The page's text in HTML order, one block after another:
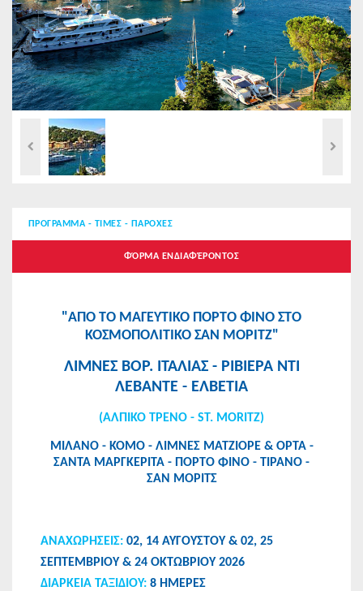
ΠΡΟΓΡΑΜΜΑ - ΤΙΜΕΣ - ΠΑΡΟΧΕΣ
ΦΌΡΜΑ ΕΝΔΙΑΦΈΡΟΝΤΟΣ
"ΑΠΟ ΤΟ ΜΑΓΕΥΤΙΚΟ ΠΟΡΤΟ ΦΙΝΟ ΣΤΟ
ΚΟΣΜΟΠΟΛΙΤΙΚΟ ΣΑΝ ΜΟΡΙΤΖ"
ΛΙΜNΕΣ ΒΟΡ. ΙΤΑΛΙΑΣ - ΡΙΒΙΕΡΑ ΝΤΙ
ΛΕΒΑΝΤΕ - ΕΛΒΕΤΙΑ
(ΑΛΠΙΚΟ ΤΡΕΝΟ - ST. MORITZ)
MIΛΑΝΟ - ΚΟΜΟ - ΛΙΜΝΕΣ ΜΑΤΖΙΟΡΕ & ΟΡΤΑ -
ΣΑΝΤΑ ΜΑΡΓΚΕΡΙΤΑ - ΠΟΡΤΟ ΦΙΝΟ - ΤΙΡΑΝΟ -
ΣΑΝ ΜΟΡΙΤΣ
ΑΝΑΧΩΡΗΣΕΙΣ: 02, 14 ΑΥΓΟΥΣΤΟΥ & 02, 25
ΣΕΠΤΕΜΒΡΙΟΥ & 24 ΟΚΤΩΒΡΙΟΥ 2026
ΔΙΑΡΚΕΙΑ ΤΑΞΙΔΙΟΥ: 8 ΗΜΕΡΕΣ